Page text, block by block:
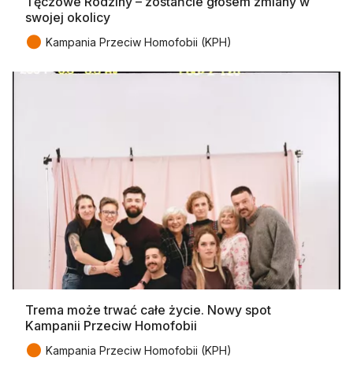
swojej okolicy
● Kampania Przeciw Homofobii (KPH)
Trema może trwać całe życie. Nowy spot
Kampanii Przeciw Homofobii
● Kampania Przeciw Homofobii (KPH)